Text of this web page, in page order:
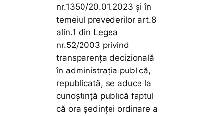
nr.1350/20.01.2023 și în
temeiul prevederilor art.8
alin.1 din Legea
nr.52/2003 privind
transparența decizională
în administrația publică,
republicată, se aduce la
cunoștință publică faptul
că ora ședinței ordinare a